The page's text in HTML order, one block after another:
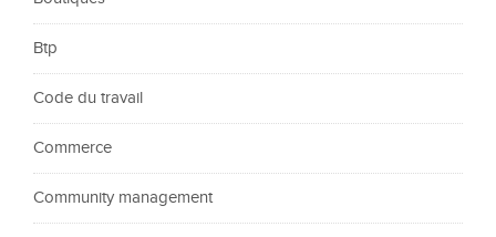
Btp
Code du travail
Commerce
Community management